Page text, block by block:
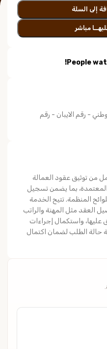
إلى السلة
مباشر
People
- رقم الايبان - رقم
من توثيق عقود العمالة
بما يضمن تسجيل
المنظمة. تتيح الخدمة
العقد مثل المهنة والراتب
عليها، واستكمال إجراءات
حالة الطلب لضمان اكتمال